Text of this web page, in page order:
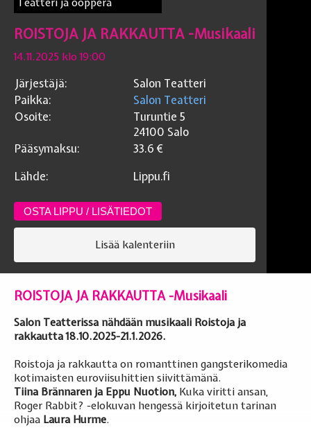
Teatteri ja ooppera
ROISTOJA JA RAKKAUTTA -Musikaali
14.11.2025 klo 19:00
Järjestäjä:
Salon Teatteri
Paikka:
Salon Teatteri
Osoite:
Turuntie 5
24100 Salo
Pääsymaksu:
33.6 €
Lähde:
Lippu.fi
OSTA LIPPU / LISÄTIEDOT
Lisää kalenteriin
ROISTOJA JA RAKKAUTTA -Musikaali
Salon Teatterissa nähdään musikaali Roistoja ja
rakkautta 18.10.2025-21.1.2026.
Roistoja ja rakkautta on romanttinen gangsterikomedia
kotimaisten euroviisuhittien siivittämänä.
Tiina Brännaren ja Eppu Nuotion, Kuka viritti ansan,
Roger Rabbit? -elokuvan hengessä kirjoitetun tarinan
ohjaa Laura Hurme.